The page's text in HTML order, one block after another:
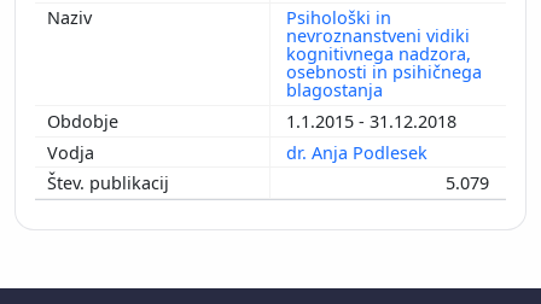
Psihološki in
nevroznanstveni vidiki
kognitivnega nadzora,
osebnosti in psihičnega
blagostanja
1.1.2015 - 31.12.2018
dr. Anja Podlesek
5.079